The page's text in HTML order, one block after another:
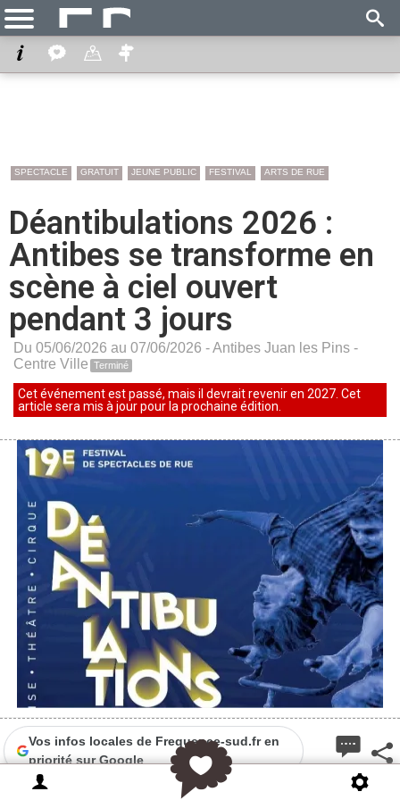
SPECTACLE GRATUIT JEUNE PUBLIC FESTIVAL ARTS DE RUE
Déantibulations 2026 :
Antibes se transforme en
scène à ciel ouvert
pendant 3 jours
Du 05/06/2026 au 07/06/2026 -Antibes Juan les Pins -
Centre Ville Terminé
Cet événement est passé, mais il devrait revenir en 2027. Cet
article sera mis à jour pour la prochaine édition.
Vos infos locales de Frequence-sud.fr en
priorité sur Google